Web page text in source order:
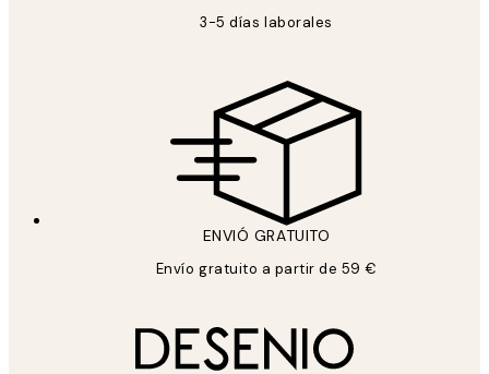
3-5 días laborales
ENVIÓ GRATUITO
Envío gratuito a partir de 59 €